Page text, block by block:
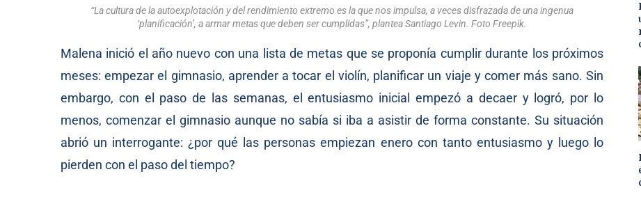
“La cultura de la autoexplotación y del rendimiento extremo es la que nos impulsa, a veces disfrazada de una ingenua
‘planificación’, a armar metas que deben ser cumplidas”, plantea Santiago Levin. Foto Freepik.
Malena inició el año nuevo con una lista de metas que se proponía cumplir durante los próximos
meses: empezar el gimnasio, aprender a tocar el violín, planificar un viaje y comer más sano. Sin
embargo, con el paso de las semanas, el entusiasmo inicial empezó a decaer y logró, por lo
menos, comenzar el gimnasio aunque no sabía si iba a asistir de forma constante. Su situación
abrió un interrogante: ¿por qué las personas empiezan enero con tanto entusiasmo y luego lo
pierden con el paso del tiempo?